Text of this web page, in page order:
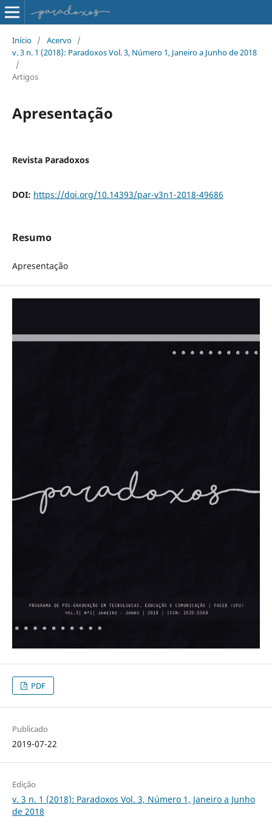
Início / Acervo /
v. 3 n. 1 (2018): Paradoxos Vol. 3, Número 1, Janeiro a Junho de 2018
/
Artigos
Apresentação
Revista Paradoxos
DOI: https://doi.org/10.14393/par-v3n1-2018-49686
Resumo
Apresentação
PDF
Publicado
2019-07-22
Edição
v. 3 n. 1 (2018): Paradoxos Vol. 3, Número 1, Janeiro a Junho
de 2018